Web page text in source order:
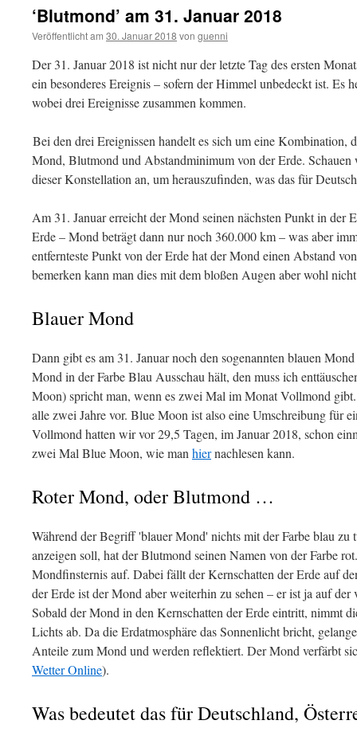
‘Blutmond’ am 31. Januar 2018
Veröffentlicht am 30. Januar 2018 von guenni
Der 31. Januar 2018 ist nicht nur der letzte Tag des ersten
ein besonderes Ereignis – sofern der Himmel unbedeckt ist. Es
wobei drei Ereignisse zusammen kommen.
Bei den drei Ereignissen handelt es sich um eine Kombination,
Mond, Blutmond und Abstandminimum von der Erde.
dieser Konstellation an, um herauszufinden, was das für
Am 31. Januar erreicht der Mond seinen nächsten Punkt in der
Erde – Mond beträgt dann nur noch 360.000 km – was aber
entfernteste Punkt von der Erde hat der Mond einen Abstand
bemerken kann man dies mit dem bloßen Augen aber wohl
Blauer Mond
Dann gibt es am 31. Januar noch den sogenannten blauen
Mond in der Farbe Blau Ausschau hält, den muss ich
Moon) spricht man, wenn es zwei Mal im Monat Vollmond
alle zwei Jahre vor. Blue Moon ist also eine Umschreibung für
Vollmond hatten wir vor 29,5 Tagen, im Januar 2018, schon
zwei Mal Blue Moon, wie man hiernachlesen kann.
Roter Mond, oder Blutmond …
Während der Begriff 'blauer Mond' nichts mit der Farbe blau zu
anzeigen soll, hat der Blutmond seinen Namen von der Farbe
Mondfinsternis auf. Dabei fällt der Kernschatten der Erde auf
der Erde ist der Mond aber weiterhin zu sehen – er ist ja auf der
Sobald der Mond in den Kernschatten der Erde eintritt, nimmt
Lichts ab. Da die Erdatmosphäre das Sonnenlicht bricht,
Anteile zum Mond und werden reflektiert. Der Mond verfärbt
Wetter Online).
Was bedeutet das für Deutschland,